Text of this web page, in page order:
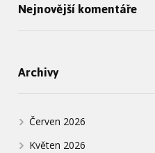
Nejnovější komentáře
Archivy
Červen 2026
Květen 2026